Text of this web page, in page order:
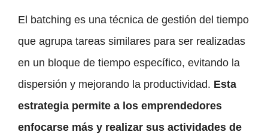
El batching es una técnica de gestión del tiempo
que agrupa tareas similares para ser realizadas
en un bloque de tiempo específico, evitando la
dispersión y mejorando la productividad. Esta
estrategia permite a los emprendedores
enfocarse más y realizar sus actividades de